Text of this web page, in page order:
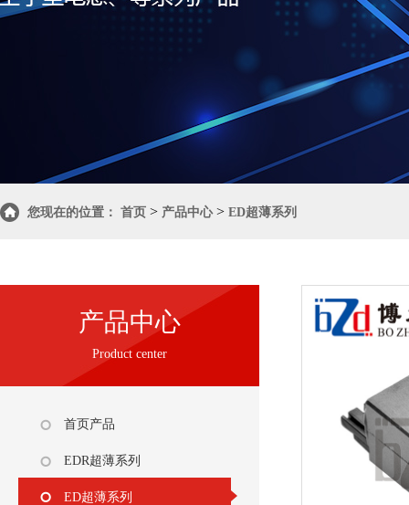
您现在的位置： 首页 > 产品中心> ED超薄系列
产品中心
Product center
首页产品
EDR超薄系列
ED超薄系列